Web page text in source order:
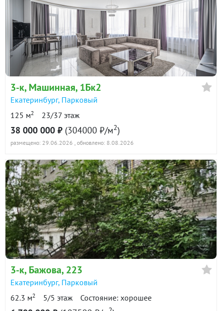
3-к, Машинная, 1Бк2
Екатеринбург, Парковый
125 м2 23/37 этаж
38 000 000 ₽ (304000 ₽/м2)
размещено: 29.06.2026 , обновлено: 8.08.2026
3-к, Бажова, 223
Екатеринбург, Парковый
62.3 м2 5/5 этаж Состояние: хорошее